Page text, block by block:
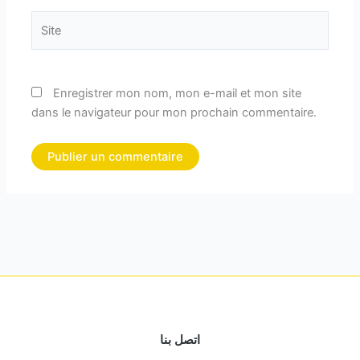
Enregistrer mon nom, mon e-mail et mon site
dans le navigateur pour mon prochain commentaire.
اتصل بنا